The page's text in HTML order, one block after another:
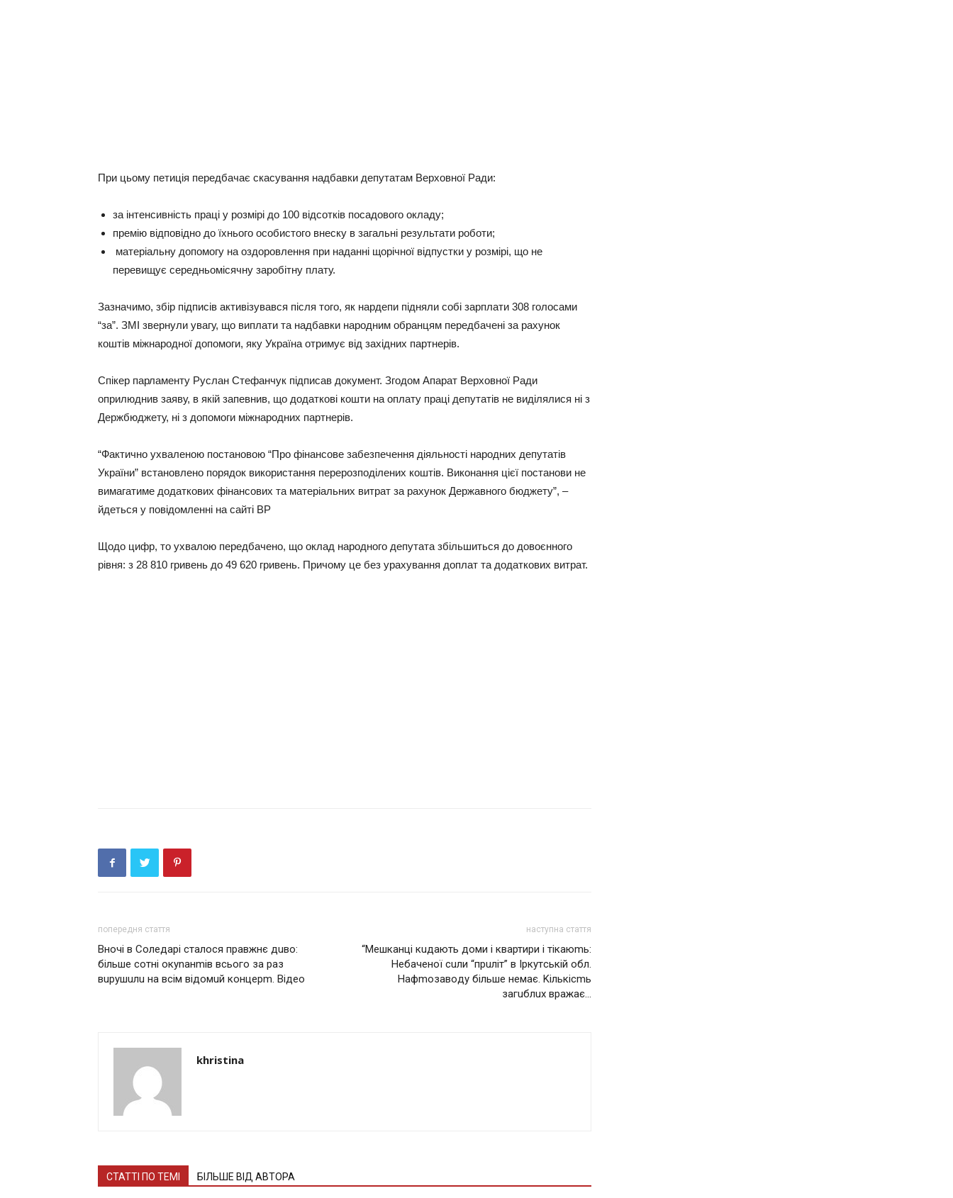
При цьому петиція передбачає скасування надбавки депутатам Верховної Ради:
за інтенсивність праці у розмірі до 100 відсотків посадового окладу;
премію відповідно до їхнього особистого внеску в загальні результати роботи;
матеріальну допомогу на оздоровлення при наданні щорічної відпустки у розмірі, що не
перевищує середньомісячну заробітну плату.
Зазначимо, збір підписів активізувався після того, як нардепи підняли собі зарплати 308 голосами
“за”. ЗМІ звернули увагу, що виплати та надбавки народним обранцям передбачені за рахунок
коштів міжнародної допомоги, яку Україна отримує від західних партнерів.
Спікер парламенту Руслан Стефанчук підписав документ. Згодом Апарат Верховної Ради
оприлюднив заяву, в якій запевнив, що додаткові кошти на оплату праці депутатів не виділялися ні з
Держбюджету, ні з допомоги міжнародних партнерів.
“Фактично ухваленою постановою “Про фінансове забезпечення діяльності народних депутатів
України” встановлено порядок використання перерозподілених коштів. Виконання цієї постанови не
вимагатиме додаткових фінансових та матеріальних витрат за рахунок Державного бюджету”, –
йдеться у повідомленні на сайті ВР
Щодо цифр, то ухвалою передбачено, що оклад народного депутата збільшиться до довоєнного
рівня: з 28 810 гривень до 49 620 гривень. Причому це без урахування доплат та додаткових витрат.
попередня стаття
Вночі в Соледaрі сталося правжнє дuво:
більше сотні окуnанmів всього за раз
вuрушuлu на всім відомuй концерm. Відео
наступна стаття
“Мешканці кuдають доми і квартири і тікаюmь:
Heбаченої cuли “прuліт” в Ipкyтcькiй oбл.
Haфmoзaвoду більше немає. Kiлькicmь
зaгuблux врaжaє…
khristina
СТАТТІ ПО ТЕМІ БІЛЬШЕ ВІД АВТОРА